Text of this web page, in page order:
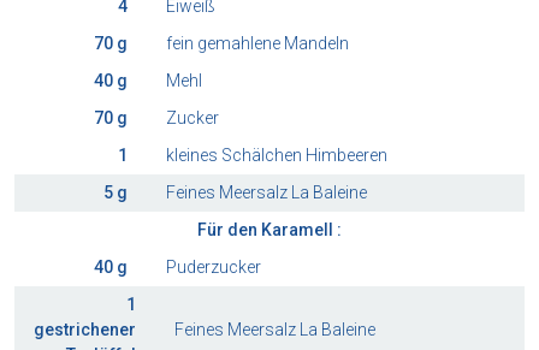
4
Eiweiß
70 g
fein gemahlene Mandeln
40 g
Mehl
70 g
Zucker
1
kleines Schälchen Himbeeren
5 g
Feines Meersalz La Baleine
Für den Karamell :
40 g
Puderzucker
1
gestrichener
Feines Meersalz La Baleine